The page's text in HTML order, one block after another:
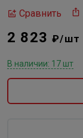
Сравнить
2 823₽/шт
В наличии: 17 шт